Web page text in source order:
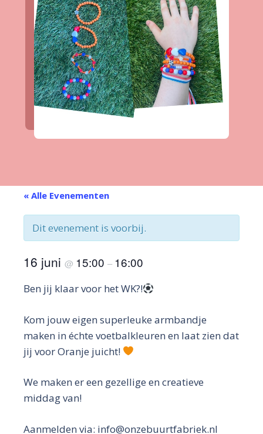
« Alle Evenementen
Dit evenement is voorbij.
16 juni @ 15:00 – 16:00
Ben jij klaar voor het WK?!
Kom jouw eigen superleuke armbandje
maken in échte voetbalkleuren en laat zien dat
jij voor Oranje juicht!
We maken er een gezellige en creatieve
middag van!
Aanmelden via: info@onzebuurtfabriek.nl